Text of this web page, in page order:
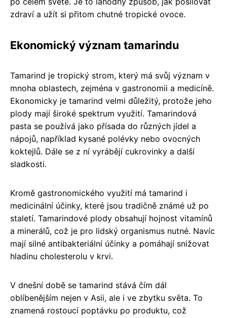
zdraví a užít si přitom chutné tropické ovoce.
Ekonomický význam tamarindu
Tamarind je tropický strom, který má svůj význam v
mnoha oblastech, zejména v gastronomii a medicíně.
Ekonomicky je tamarind velmi důležitý, protože jeho
plody mají široké spektrum využití. Tamarindová
pasta se používá jako přísada do různých jídel a
nápojů, například kysané polévky nebo ovocných
koktejlů. Dále se z ní vyrábějí cukrovinky a další
sladkosti.
Kromě gastronomického využití má tamarind i
medicinální účinky, které jsou tradičně známé už po
staletí. Tamarindové plody obsahují hojnost vitamínů
a minerálů, což je pro lidský organismus nutné. Navíc
mají silné antibakteriální účinky a pomáhají snižovat
hladinu cholesterolu v krvi.
V dnešní době se tamarind stává čím dál
oblíbenějším nejen v Asii, ale i ve zbytku světa. To
znamená rostoucí poptávku po produktu, což